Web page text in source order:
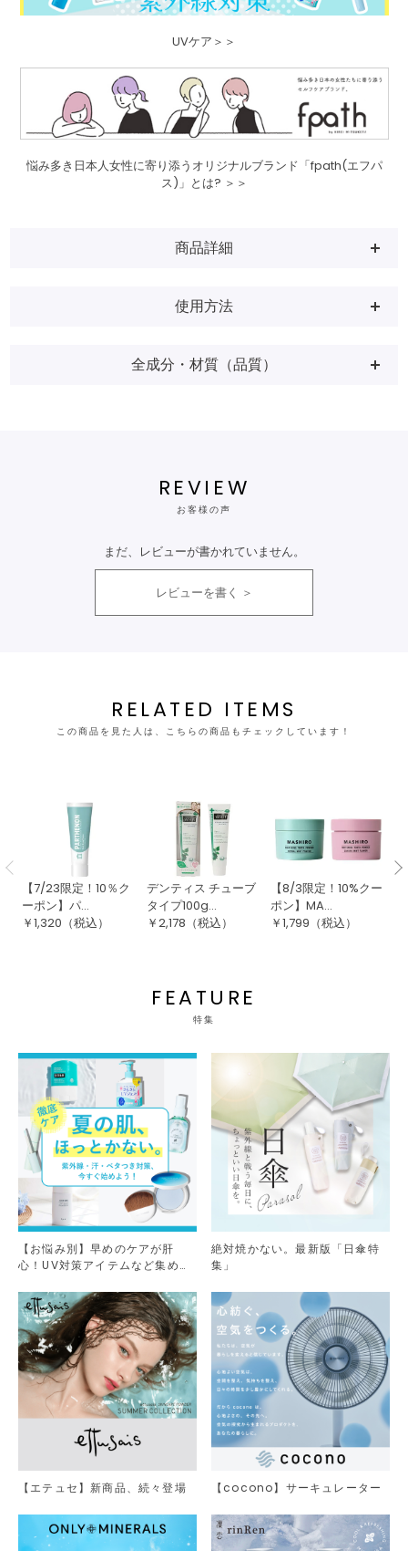
UVケア＞＞
悩み多き日本人女性に寄り添うオリジナルブランド「fpath(エフパ
ス)」とは? ＞＞
商品詳細
使用方法
全成分・材質（品質）
REVIEW
お客様の声
まだ、レビューが書かれていません。
レビューを書く
RELATED ITEMS
この商品を見た人は、こちらの商品もチェックしています！
【7/23限定！10％ク
ーポン】パ...
￥1,320 （税込）
デンティス チューブ
タイプ100g...
￥2,178 （税込）
【8/3限定！10%クー
ポン】MA...
￥1,799 （税込）
FEATURE
特集
【お悩み別】早めのケアが肝
心！UV対策アイテムなど集めま
絶対焼かない。最新版「日傘特
集」
【エテュセ】新商品、続々登場 【cocono】サーキュレーター